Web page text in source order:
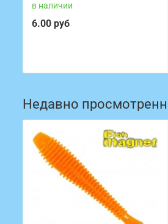
в наличии
6.00 руб
Недавно